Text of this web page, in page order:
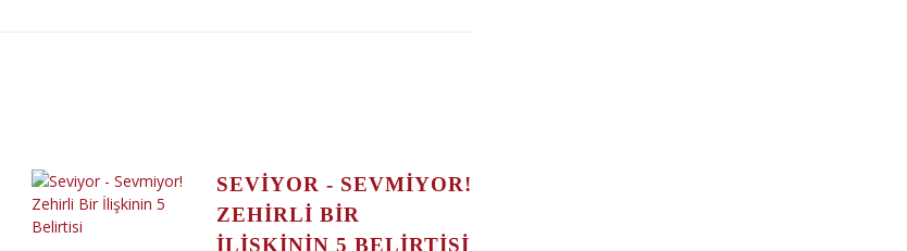
SEVIYOR - SEVMIYOR!
ZEHIRLI BIR
İLIŞKININ 5 BELIRTISI